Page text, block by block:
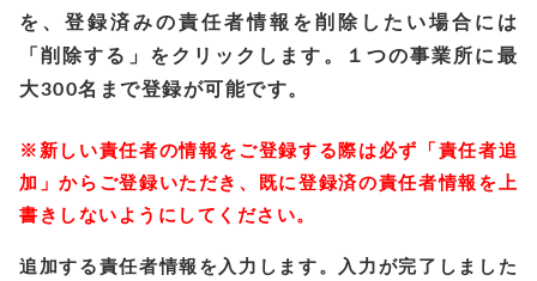
を、登録済みの責任者情報を削除したい場合には
「削除する」をクリックします。１つの事業所に最
大300名まで登録が可能です。
※新しい責任者の情報をご登録する際は必ず「責任者追
加」からご登録いただき、既に登録済の責任者情報を上
書きしないようにしてください。
追加する責任者情報を入力します。入力が完了しました